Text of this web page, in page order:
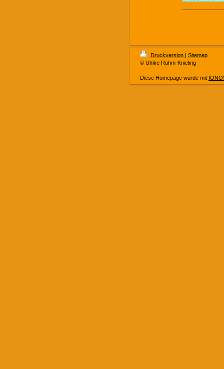
Druckversion | Sitemap
© Ulrike Ruhm-Knieling
Diese Homepage wurde mit